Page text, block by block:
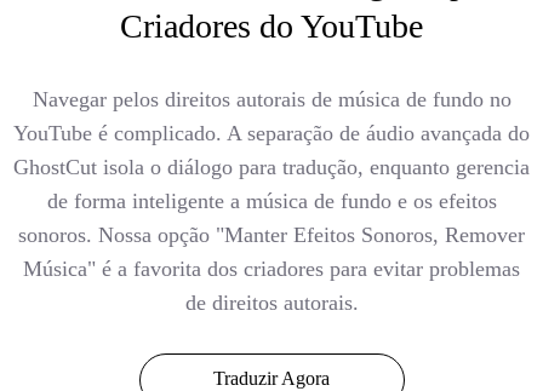
Criadores do YouTube
Navegar pelos direitos autorais de música de fundo no
YouTube é complicado. A separação de áudio avançada do
GhostCut isola o diálogo para tradução, enquanto gerencia
de forma inteligente a música de fundo e os efeitos
sonoros. Nossa opção "Manter Efeitos Sonoros, Remover
Música" é a favorita dos criadores para evitar problemas
de direitos autorais.
Traduzir Agora